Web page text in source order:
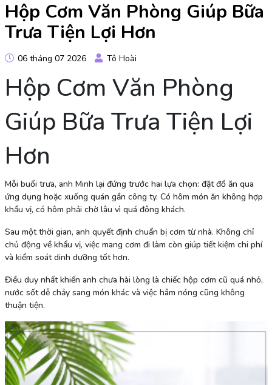
Hộp Cơm Văn Phòng Giúp Bữa
Trưa Tiện Lợi Hơn
06 tháng 07 2026 Tô Hoài
Hộp Cơm Văn Phòng
Giúp Bữa Trưa Tiện Lợi
Hơn
Mỗi buổi trưa, anh Minh lại đứng trước hai lựa chọn: đặt đồ ăn qua
ứng dụng hoặc xuống quán gần công ty. Có hôm món ăn không hợp
khẩu vị, có hôm phải chờ lâu vì quá đông khách.
Sau một thời gian, anh quyết định chuẩn bị cơm từ nhà. Không chỉ
chủ động về khẩu vị, việc mang cơm đi làm còn giúp tiết kiệm chi phí
và kiểm soát dinh dưỡng tốt hơn.
Điều duy nhất khiến anh chưa hài lòng là chiếc hộp cơm cũ quá nhỏ,
nước sốt dễ chảy sang món khác và việc hâm nóng cũng không
thuận tiện.